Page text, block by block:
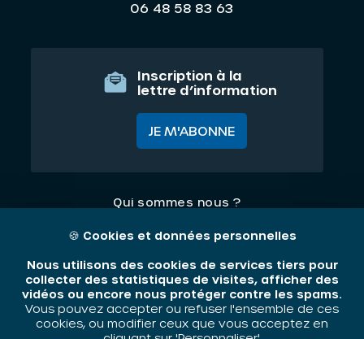
06 48 58 83 63
Inscription à la
lettre d’information
JE M'ABONNE
Qui sommes nous ?
Nos thématiques
Mentions légales
🍪 Cookies et données personnelles
Nous utilisons des cookies de services tiers pour
collecter des statistiques de visites, afficher des
vidéos ou encore nous protéger contre les spams.
Vous pouvez accepter ou refuser l'ensemble de ces
cookies, ou modifier ceux que vous acceptez en